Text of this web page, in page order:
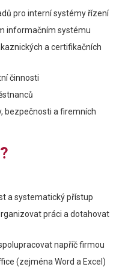
pro interní systémy řízení
informačním systému
a certifikačních
činnosti
bezpečnosti a firemních
a systematický přístup
práci a dotahovat
napříč firmou
(zejména Word a Excel)